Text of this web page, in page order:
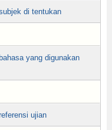
di tentukan
yang digunakan
ujian